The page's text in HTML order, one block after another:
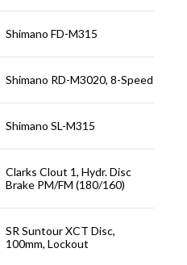
Shimano FD-M315
Shimano RD-M3020, 8-Speed
Shimano SL-M315
Clarks Clout 1, Hydr. Disc
Brake PM/FM (180/160)
SR Suntour XCT Disc,
100mm, Lockout